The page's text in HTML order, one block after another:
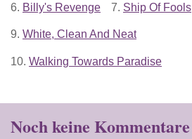
6. Billy's Revenge 7. Ship Of Fools
9. White, Clean And Neat
10. Walking Towards Paradise
Noch keine Kommentare